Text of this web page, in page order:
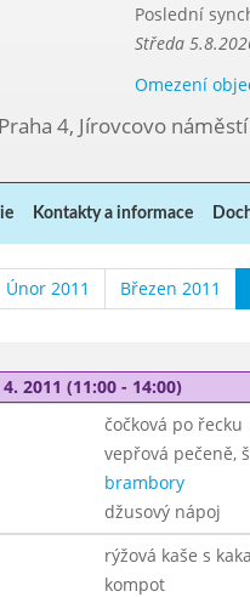
Poslední
Středa
Omezení
4, Jírovcovo
Kontakty a informace
Únor 2011 Březen 2011
2011 (11:00 - 14:00)
čočková po řecku
vepřová pečeně,
brambory
džusový nápoj
rýžová kaše s
kompot